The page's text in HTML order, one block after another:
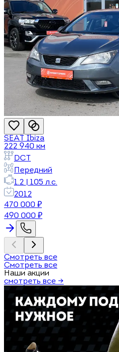
SEAT Ibiza
222 940 км
DCT
Передний
1.2
105 л.с.
2012
470 000 ₽
490 000 ₽
Смотреть все
Смотреть все
Наши акции
смотреть все →